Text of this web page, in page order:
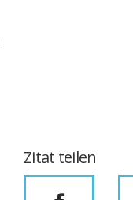
Zitat teilen